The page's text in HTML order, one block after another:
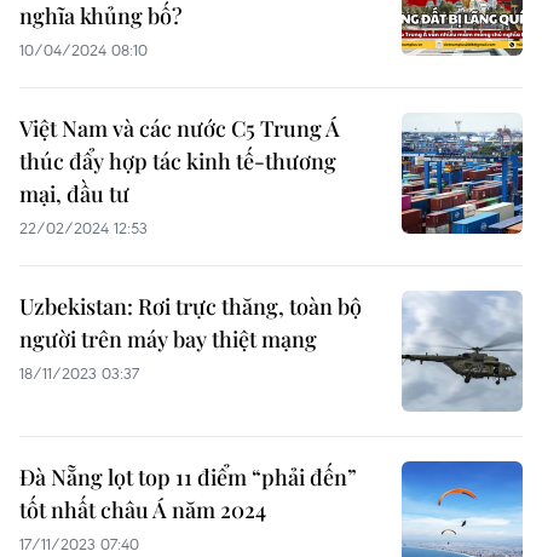
nghĩa khủng bố?
10/04/2024 08:10
Việt Nam và các nước C5 Trung Á
thúc đẩy hợp tác kinh tế-thương
mại, đầu tư
22/02/2024 12:53
Uzbekistan: Rơi trực thăng, toàn bộ
người trên máy bay thiệt mạng
18/11/2023 03:37
Đà Nẵng lọt top 11 điểm “phải đến”
tốt nhất châu Á năm 2024
17/11/2023 07:40